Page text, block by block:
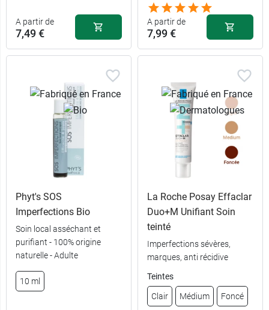
A partir de
7,49 €
A partir de
7,99 €
9,89 €
Recharge 7,99 €
Phyt's SOS
Imperfections Bio
Soin local asséchant et
purifiant - 100% origine
naturelle - Adulte
10 ml
La Roche Posay Effaclar
Duo+M Unifiant Soin
teinté
Imperfections sévères,
marques, anti récidive
Teintes
Clair Médium Foncé